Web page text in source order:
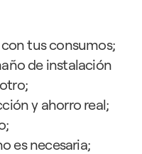
tus consumos;
de instalación
y ahorro real;
es necesaria;